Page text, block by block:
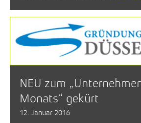
NEU zum
Monats“ gekürt
12. Januar 2016